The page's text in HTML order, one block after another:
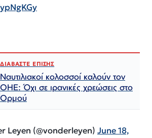
ΔΙΑΒΑΣΤΕ ΕΠΙΣΗΣ
Ναυτιλιακοί κολοσσοί καλούν τον
ΟΗΕ: Όχι σε ιρανικές χρεώσεις στο
Ορμού
Leyen (@vonderleyen) June 18,